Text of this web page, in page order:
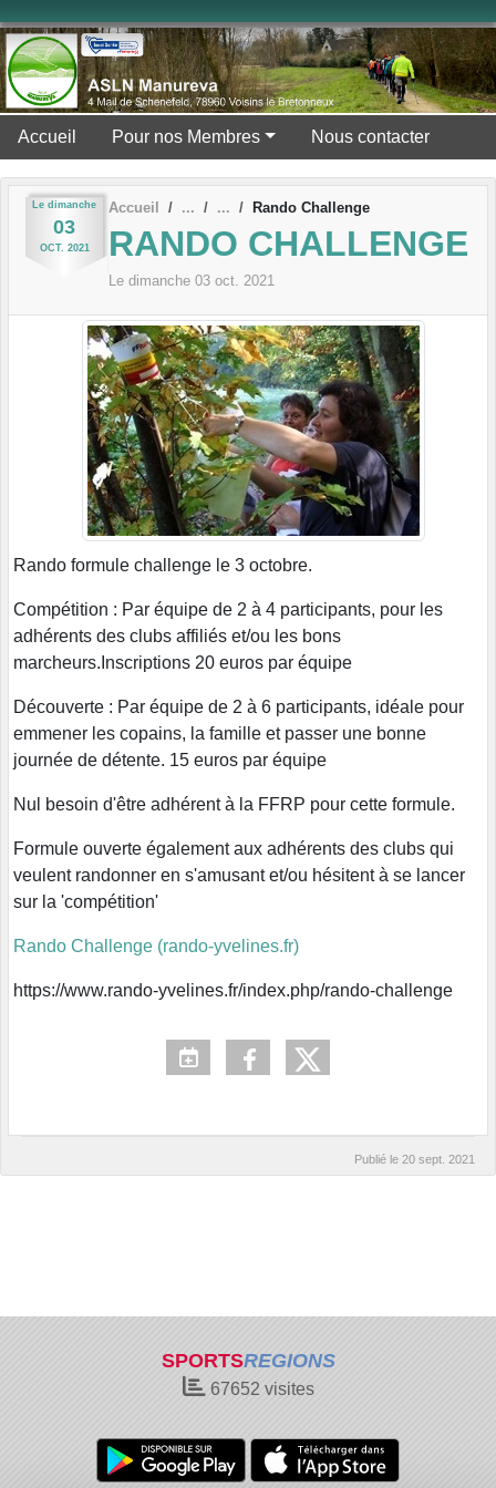
Accueil Pour nos Membres Nous contacter
Le dimanche
03
OCT. 2021
Accueil Rando Challenge
RANDO CHALLENGE
Le dimanche 03 oct. 2021
Rando formule challenge le 3 octobre.
Compétition : Par équipe de 2 à 4 participants, pour les
adhérents des clubs affiliés et/ou les bons
marcheurs.Inscriptions 20 euros par équipe
Découverte : Par équipe de 2 à 6 participants, idéale pour
emmener les copains, la famille et passer une bonne
journée de détente. 15 euros par équipe
Nul besoin d'être adhérent à la FFRP pour cette formule.
Formule ouverte également aux adhérents des clubs qui
veulent randonner en s'amusant et/ou hésitent à se lancer
sur la 'compétition'
Rando Challenge (rando-yvelines.fr)
https://www.rando-yvelines.fr/index.php/rando-challenge
Publié le 20 sept. 2021
SPORTSREGIONS
67652 visites